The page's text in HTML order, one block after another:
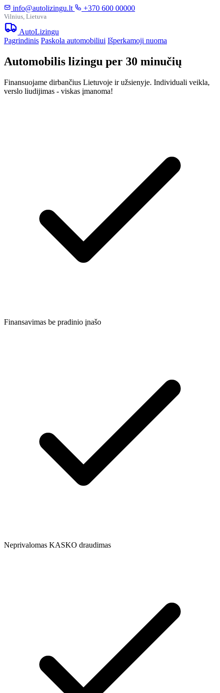
info@autolizingu.lt +370 600 00000
Vilnius, Lietuva
AutoLizingu
Pagrindinis Paskola automobiliui Išperkamoji nuoma
Automobilis lizingu per 30 minučių
Finansuojame dirbančius Lietuvoje ir užsienyje. Individuali veikla,
verslo liudijimas - viskas įmanoma!
Finansavimas be pradinio įnašo
Neprivalomas KASKO draudimas